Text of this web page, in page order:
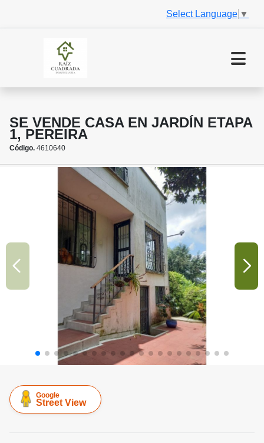
Select Language ▼
SE VENDE CASA EN JARDÍN ETAPA
1, PEREIRA
Código. 4610640
Google
Street View